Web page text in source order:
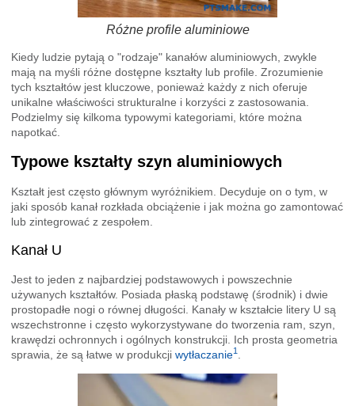
Różne profile aluminiowe
Kiedy ludzie pytają o "rodzaje" kanałów aluminiowych, zwykle
mają na myśli różne dostępne kształty lub profile. Zrozumienie
tych kształtów jest kluczowe, ponieważ każdy z nich oferuje
unikalne właściwości strukturalne i korzyści z zastosowania.
Podzielmy się kilkoma typowymi kategoriami, które można
napotkać.
Typowe kształty szyn aluminiowych
Kształt jest często głównym wyróżnikiem. Decyduje on o tym, w
jaki sposób kanał rozkłada obciążenie i jak można go zamontować
lub zintegrować z zespołem.
Kanał U
Jest to jeden z najbardziej podstawowych i powszechnie
używanych kształtów. Posiada płaską podstawę (środnik) i dwie
prostopadłe nogi o równej długości. Kanały w kształcie litery U są
wszechstronne i często wykorzystywane do tworzenia ram, szyn,
krawędzi ochronnych i ogólnych konstrukcji. Ich prosta geometria
sprawia, że są łatwe w produkcji wytłaczanie1